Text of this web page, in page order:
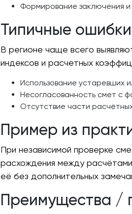
Формирование заключения
Типичные
В регионе чаще всего
индексов и расчетных
Использование устаревших
Несогласованность смет с
Отсутствие части
Пример из
При независимой проверке
расхождения между
её без дополнительных
Преимущества /